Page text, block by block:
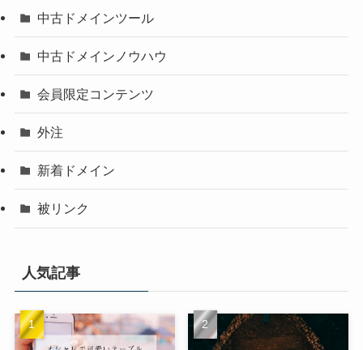
中古ドメインツール
中古ドメインノウハウ
会員限定コンテンツ
外注
新着ドメイン
被リンク
人気記事